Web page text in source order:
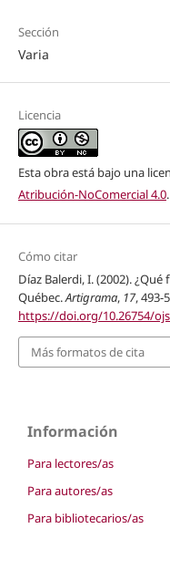
Sección
Varia
Licencia
Esta obra está bajo una
Atribución-NoComercial 4.0.
Cómo citar
Díaz Balerdi, I. (2002).
Québec.Artigrama, 17, 493-
https://doi.org/10.26754/
Más formatos de cita
Información
Para lectores/as
Para autores/as
Para bibliotecarios/as